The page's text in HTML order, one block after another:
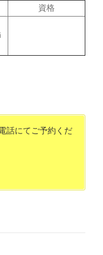
資格
話にてご予約くだ